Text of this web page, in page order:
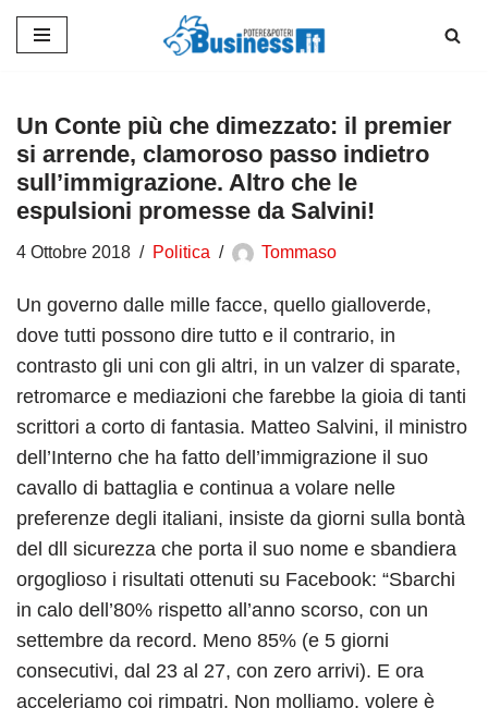
contenuto
Un Conte più che dimezzato: il premier
si arrende, clamoroso passo indietro
sull’immigrazione. Altro che le
espulsioni promesse da Salvini!
4 Ottobre 2018 Politica Tommaso
Un governo dalle mille facce, quello gialloverde,
dove tutti possono dire tutto e il contrario, in
contrasto gli uni con gli altri, in un valzer di sparate,
retromarce e mediazioni che farebbe la gioia di tanti
scrittori a corto di fantasia. Matteo Salvini, il ministro
dell’Interno che ha fatto dell’immigrazione il suo
cavallo di battaglia e continua a volare nelle
preferenze degli italiani, insiste da giorni sulla bontà
del dll sicurezza che porta il suo nome e sbandiera
orgoglioso i risultati ottenuti su Facebook: “Sbarchi
in calo dell’80% rispetto all’anno scorso, con un
settembre da record. Meno 85% (e 5 giorni
consecutivi, dal 23 al 27, con zero arrivi). E ora
acceleriamo coi rimpatri. Non molliamo, volere è